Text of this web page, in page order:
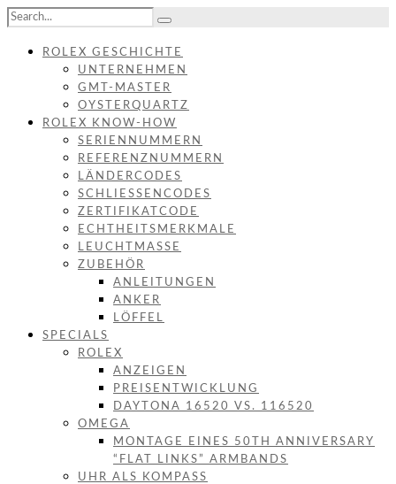
ROLEX GESCHICHTE
UNTERNEHMEN
GMT-MASTER
OYSTERQUARTZ
ROLEX KNOW-HOW
SERIENNUMMERN
REFERENZNUMMERN
LÄNDERCODES
SCHLIESSENCODES
ZERTIFIKATCODE
ECHTHEITSMERKMALE
LEUCHTMASSE
ZUBEHÖR
ANLEITUNGEN
ANKER
LÖFFEL
SPECIALS
ROLEX
ANZEIGEN
PREISENTWICKLUNG
DAYTONA 16520 VS. 116520
OMEGA
MONTAGE EINES 50TH ANNIVERSARY
“FLAT LINKS” ARMBANDS
UHR ALS KOMPASS